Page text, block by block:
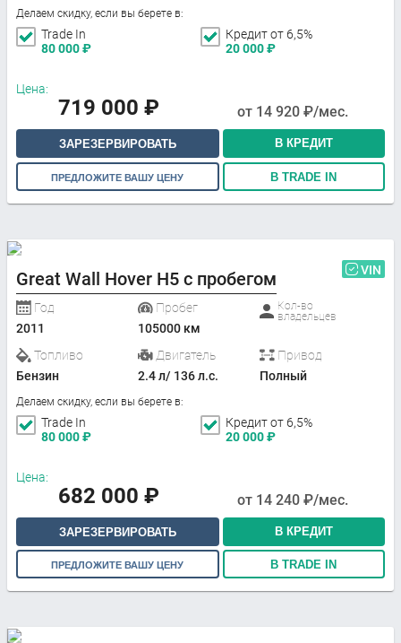
Делаем скидку, если вы берете в:
Trade In
80 000₽
Кредит от 6,5%
20 000₽
Цена:
719 000 ₽ от 14 920 ₽/мес.
ЗАРЕЗЕРВИРОВАТЬ В КРЕДИТ
ПРЕДЛОЖИТЕ ВАШУ ЦЕНУ В TRADE IN
Great Wall Hover H5 с пробегом VIN
Год
2011
Пробег
105000 км
Кол-во
владельцев
Топливо
Бензин
Двигатель
2.4 л/ 136 л.с.
Привод
Полный
Делаем скидку, если вы берете в:
Trade In
80 000₽
Кредит от 6,5%
20 000₽
Цена:
682 000 ₽ от 14 240 ₽/мес.
ЗАРЕЗЕРВИРОВАТЬ В КРЕДИТ
ПРЕДЛОЖИТЕ ВАШУ ЦЕНУ В TRADE IN